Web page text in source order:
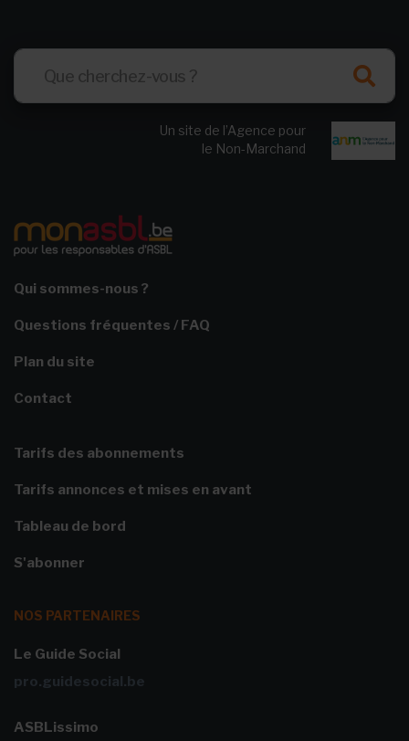
Un site de l’Agence pour
le Non-Marchand
Qui sommes-nous ?
Questions fréquentes / FAQ
Plan du site
Contact
Tarifs des abonnements
Tarifs annonces et mises en avant
Tableau de bord
S'abonner
NOS PARTENAIRES
Le Guide Social
pro.guidesocial.be
ASBLissimo